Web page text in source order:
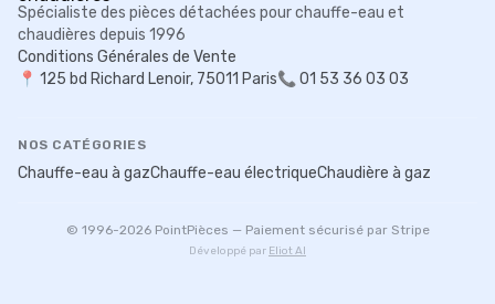
Spécialiste des pièces détachées pour chauffe-eau et
chaudières depuis 1996
Conditions Générales de Vente
📍 125 bd Richard Lenoir, 75011 Paris📞 01 53 36 03 03
NOS CATÉGORIES
Chauffe-eau à gazChauffe-eau électriqueChaudière à gaz
© 1996-2026PointPièces — Paiement sécurisé par Stripe
Développé par Eliot AI